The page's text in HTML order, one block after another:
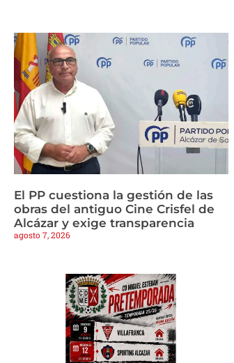
El PP cuestiona la gestión de las
obras del antiguo Cine Crisfel de
Alcázar y exige transparencia
agosto 7, 2026